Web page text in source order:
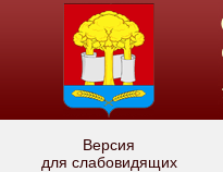
Версия
для слабовидящих